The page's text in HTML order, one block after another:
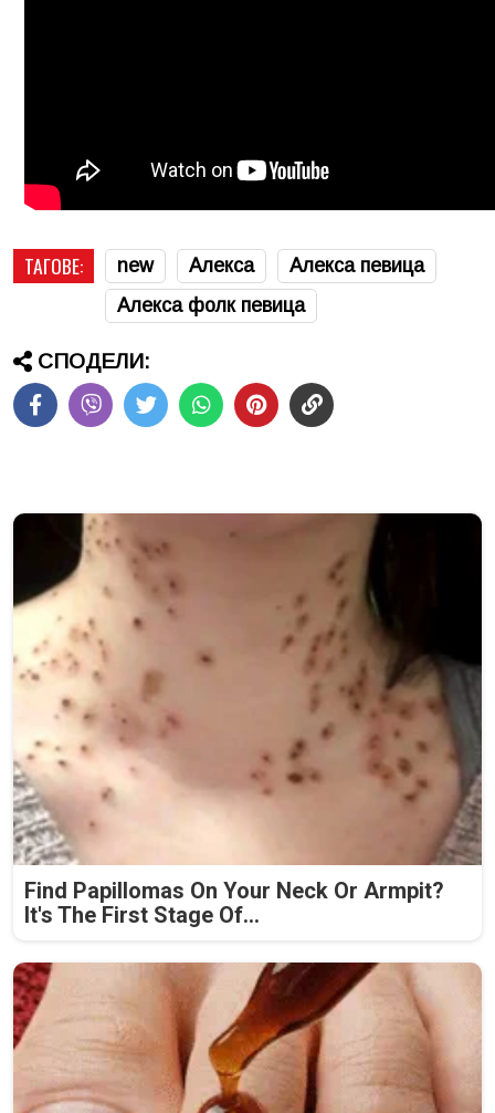
ТАГОВЕ: new Алекса
Алекса певица
Алекса фолк певица
СПОДЕЛИ:
Find Papillomas On Your Neck Or Armpit?
It's The First Stage Of...